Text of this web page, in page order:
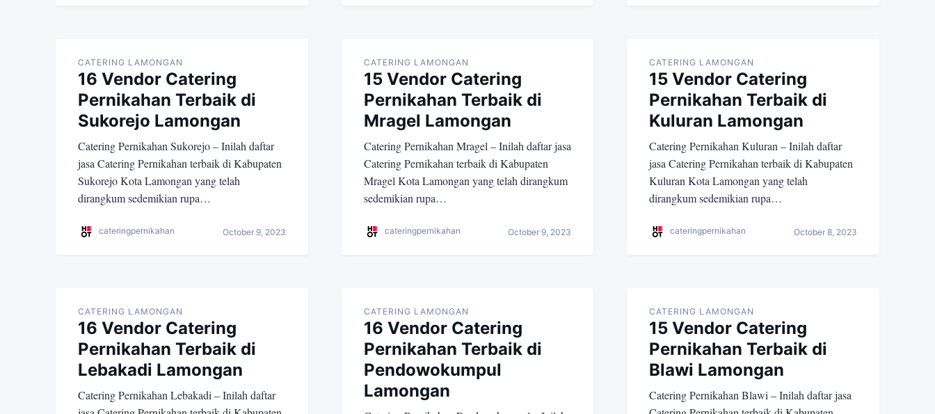
CATERING LAMONGAN
16 Vendor Catering
Pernikahan Terbaik di
Sukorejo Lamongan
Catering Pernikahan Sukorejo – Inilah daftar
jasa Catering Pernikahan terbaik di Kabupaten
Sukorejo Kota Lamongan yang telah
dirangkum sedemikian rupa…
cateringpernikahan October 9, 2023
CATERING LAMONGAN
15 Vendor Catering
Pernikahan Terbaik di
Mragel Lamongan
Catering Pernikahan Mragel – Inilah daftar jasa
Catering Pernikahan terbaik di Kabupaten
Mragel Kota Lamongan yang telah dirangkum
sedemikian rupa…
cateringpernikahan October 9, 2023
CATERING LAMONGAN
15 Vendor Catering
Pernikahan Terbaik di
Kuluran Lamongan
Catering Pernikahan Kuluran – Inilah daftar
jasa Catering Pernikahan terbaik di Kabupaten
Kuluran Kota Lamongan yang telah
dirangkum sedemikian rupa…
cateringpernikahan October 8, 2023
CATERING LAMONGAN
16 Vendor Catering
Pernikahan Terbaik di
Lebakadi Lamongan
Catering Pernikahan Lebakadi – Inilah daftar
CATERING LAMONGAN
16 Vendor Catering
Pernikahan Terbaik di
Pendowokumpul
Lamongan
CATERING LAMONGAN
15 Vendor Catering
Pernikahan Terbaik di
Blawi Lamongan
Catering Pernikahan Blawi – Inilah daftar jasa